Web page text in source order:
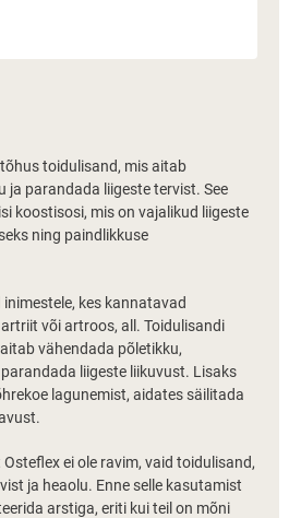
toidulisand, mis aitab
ja parandada liigeste tervist. See
koostisosi, mis on vajalikud liigeste
ning paindlikkuse
kes kannatavad
või artroos, all. Toidulisandi
vähendada põletikku,
liigeste liikuvust. Lisaks
lagunemist, aidates säilitada
ei ole ravim, vaid toidulisand,
ja heaolu. Enne selle kasutamist
arstiga, eriti kui teil on mõni